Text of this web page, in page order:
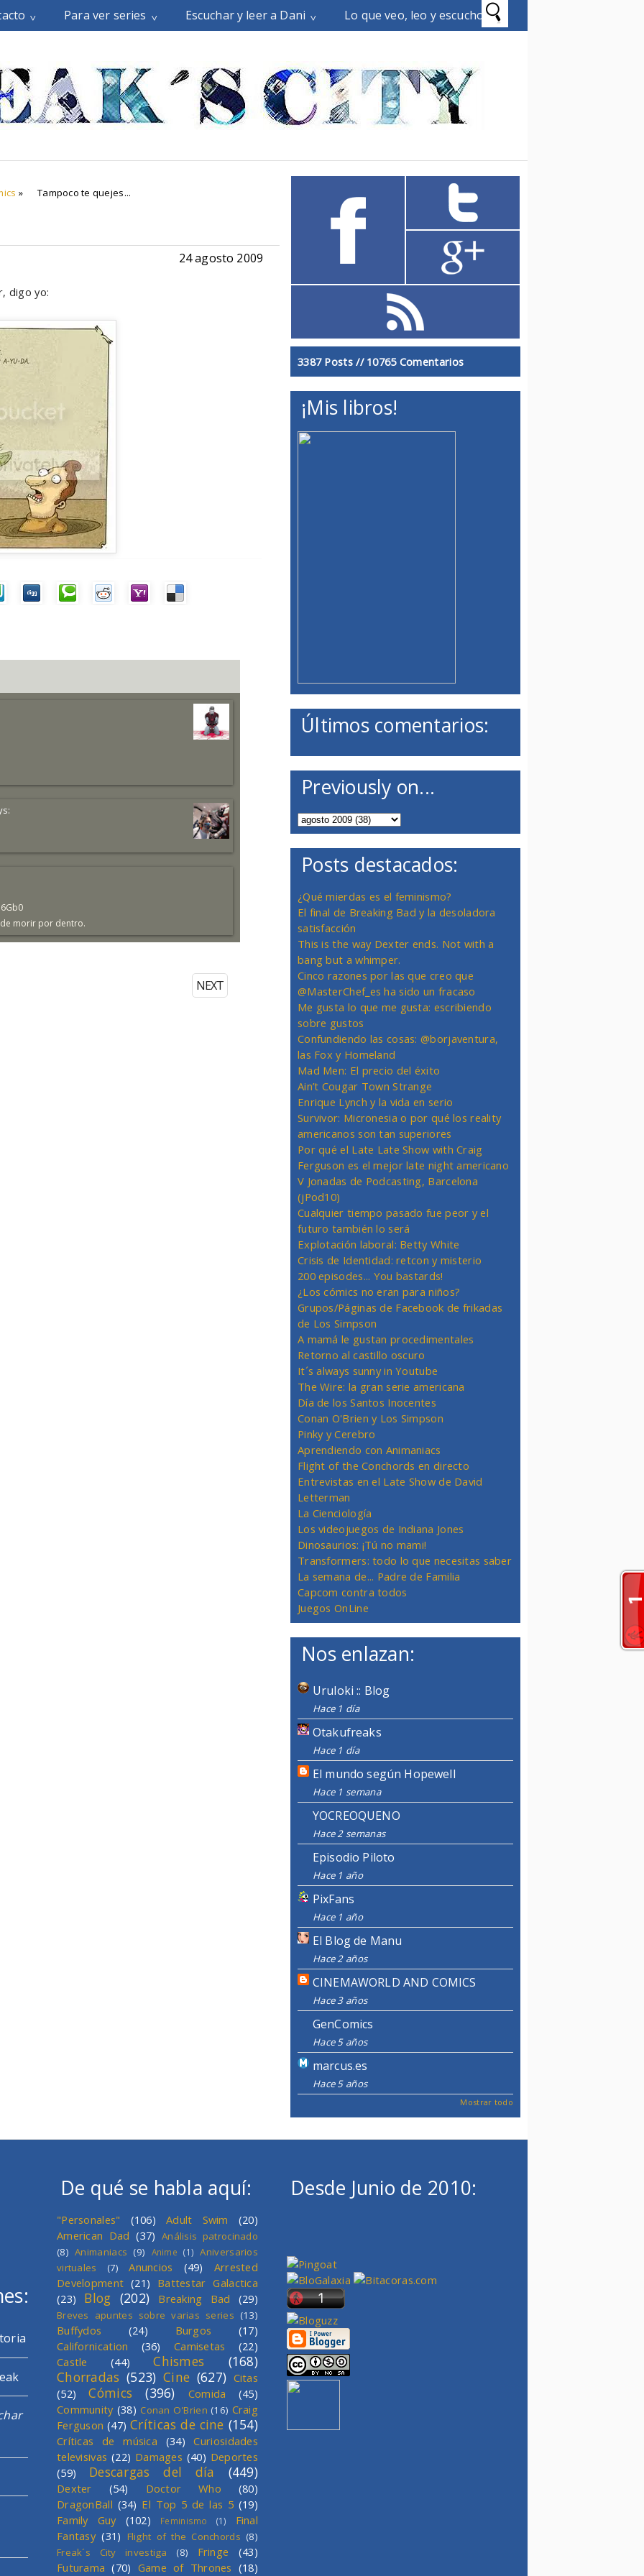
Para ver series Escuchar y leer a Dani Lo que veo, leo y escucho
» Tampoco te quejes...
24 agosto 2009
digo yo:
morir por dentro.
NEXT
3387 Posts // 10765 Comentarios
¡Mis libros!
Últimos comentarios:
Previously on...
Posts destacados:
¿Qué mierdas es el feminismo?
El final de Breaking Bad y la desoladora
satisfacción
This is the way Dexter ends. Not with a
bang but a whimper.
Cinco razones por las que creo que
@MasterChef_es ha sido un fracaso
Me gusta lo que me gusta: escribiendo
sobre gustos
Confundiendo las cosas: @borjaventura,
las Fox y Homeland
Mad Men: El precio del éxito
Ain’t Cougar Town Strange
Enrique Lynch y la vida en serio
Survivor: Micronesia o por qué los reality
americanos son tan superiores
Por qué el Late Late Show with Craig
Ferguson es el mejor late night americano
V Jonadas de Podcasting, Barcelona
(jPod10)
Cualquier tiempo pasado fue peor y el
futuro también lo será
Explotación laboral: Betty White
Crisis de Identidad: retcon y misterio
200 episodes... You bastards!
¿Los cómics no eran para niños?
Grupos/Páginas de Facebook de frikadas
de Los Simpson
A mamá le gustan procedimentales
Retorno al castillo oscuro
It´s always sunny in Youtube
The Wire: la gran serie americana
Día de los Santos Inocentes
Conan O'Brien y Los Simpson
Pinky y Cerebro
Aprendiendo con Animaniacs
Flight of the Conchords en directo
Entrevistas en el Late Show de David
Letterman
La Cienciología
Los videojuegos de Indiana Jones
Dinosaurios: ¡Tú no mami!
Transformers: todo lo que necesitas saber
La semana de... Padre de Familia
Capcom contra todos
Juegos OnLine
Nos enlazan:
Uruloki :: Blog
Hace 1 día
Otakufreaks
Hace 1 día
El mundo según Hopewell
Hace 1 semana
YOCREOQUENO
Hace 2 semanas
Episodio Piloto
Hace 1 año
PixFans
Hace 1 año
El Blog de Manu
Hace 2 años
CINEMAWORLD AND COMICS
Hace 3 años
GenComics
Hace 5 años
marcus.es
Hace 5 años
Mostrar todo
De qué se habla aquí:
"Personales" (106) Adult Swim
(20)
American Dad (37) Análisis patrocinado
(8) Animaniacs (9) Anime (1) Aniversarios
virtuales
(7) Anuncios (49)
Arrested
Development (21) Battestar Galactica
(23)
Blog (202) Breaking Bad (29)
Breves apuntes sobre varias series (13)
Buffydos (24) Burgos
(17)
Californication
(36) Camisetas
(22)
Castle
(44) Chismes
(168)
Chorradas (523) Cine (627) Citas
(52)
Cómics (396) Comida
(45)
Community (38) Conan O'Brien (16) Craig
Ferguson (47) Críticas de cine (154)
Críticas de música (34)
Curiosidades
televisivas (22) Damages (40) Deportes
(59)
Descargas del día (449)
Dexter (54) Doctor Who
(80)
DragonBall (34) El Top 5 de las 5 (19)
Family Guy
(102) Feminismo (1)
Final
Fantasy (31) Flight of the Conchords (8)
Freak´s City investiga
(8) Fringe
(43)
Futurama (70) Game of Thrones (18)
Desde Junio de 2010: